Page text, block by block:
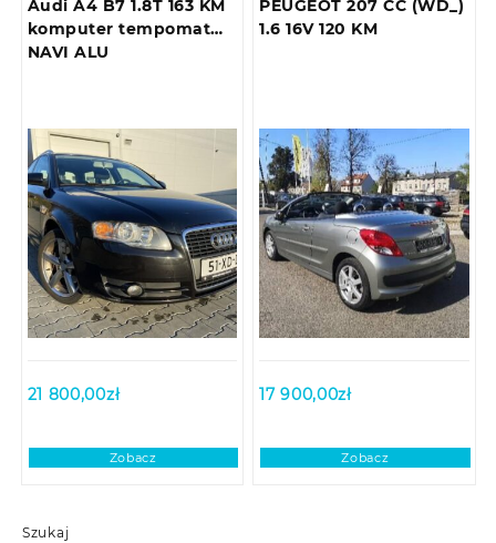
Szukaj
Audi A4 B7 1.8T 163 KM
komputer tempomat
NAVI ALU
21 800,00zł
Zobacz
PEUGEOT 207 CC (WD_)
1.6 16V 120 KM
17 900,00zł
Zobacz